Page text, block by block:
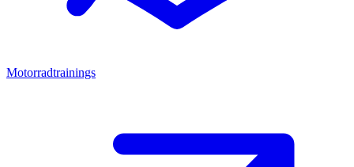
Motorradtrainings